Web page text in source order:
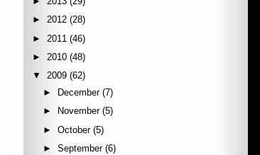
► 2012 (28)
► 2011 (46)
► 2010 (48)
▼
2009 (62)
►
December (7)
►
November (5)
►October (5)
►September (6)